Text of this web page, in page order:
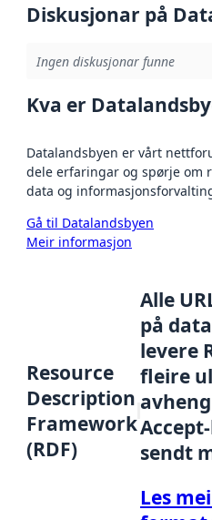
Diskusjonar på
Ingen diskusjonar funne
Kva er
Datalandsbyen er vårt
dele erfaringar og spørje om
data og
Gå til Datalandsbyen
Meir informasjon
Resource
Description
Framework
(RDF)
Alle
på
levere
fleire
sendt
Les